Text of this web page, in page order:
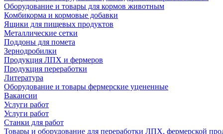
Оборудование и товары для кормов животным
Комбикорма и кормовые добавки
Ящики для пищевых продуктов
Металлические сетки
Поддоны для помета
Зернодробилки
Продукция ЛПХ и фермеров
Продукция переработки
Литература
Оборудование и товары фермерские уцененные
Вакансии
Услуги работ
Услуги работ
Станки для работ
Товары и оборудование для переработки ЛПХ, фермерской